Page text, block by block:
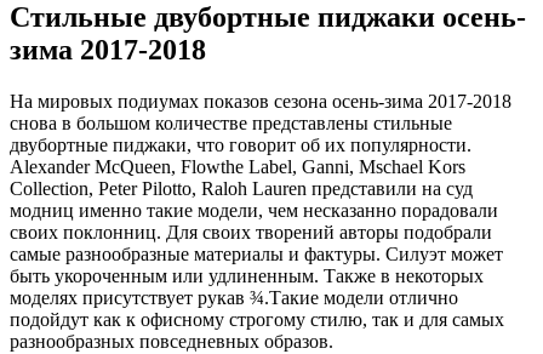
Стильные двубортные пиджаки осень-
зима 2017-2018
На мировых подиумах показов сезона осень-зима 2017-2018
снова в большом количестве представлены стильные
двубортные пиджаки, что говорит об их популярности.
Alexander McQueen, Flowthe Label, Ganni, Mschael Kors
Collection, Peter Pilotto, Raloh Lauren представили на суд
модниц именно такие модели, чем несказанно порадовали
своих поклонниц. Для своих творений авторы подобрали
самые разнообразные материалы и фактуры. Силуэт может
быть укороченным или удлиненным. Также в некоторых
моделях присутствует рукав ¾.Такие модели отлично
подойдут как к офисному строгому стилю, так и для самых
разнообразных повседневных образов.